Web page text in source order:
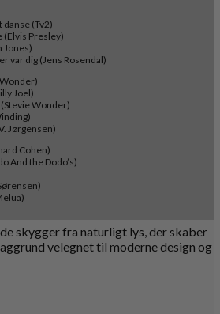
danse (Tv2)
(Elvis Presley)
Jones)
var dig (Jens Rosendal)
Joel)
Wonder)
Jørgensen)
Cohen)
And the Dodo’s)